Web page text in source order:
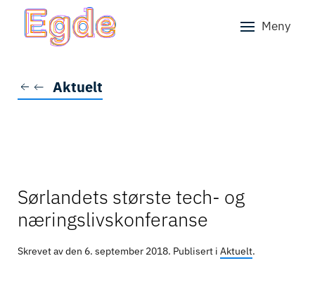
Skip to main content Meny
Aktuelt
Sørlandets største tech- og
næringslivskonferanse
Skrevet av den 6. september 2018. Publisert i Aktuelt.